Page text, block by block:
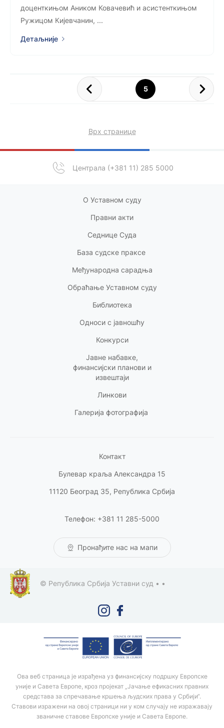
доценткињом Аником Ковачевић и асистенткињом
Ружицом Кијевчанин, ...
Детаљније
5
Централа (+381 11) 285 5000
Врх странице
О Уставном суду
Правни акти
Седнице Суда
База судске праксе
Међународна сарадња
Обраћање Уставном суду
Библиотека
Односи с јавношћу
Конкурси
Јавне набавке,
финансијски планови и
извештаји
Линкови
Галерија фотографија
Контакт
Булевар краља Александра 15
11120 Београд 35, Република Србија
Телефон: +381 11 285-5000
Пронађите нас на мапи
© Република Србија Уставни суд • •
Ова веб страница је израђена уз финансијску подршку Европске
уније и Савета Европе, кроз пројекат „Јачање ефикасних правних
средстава за спречавање кршења људских права у Србији“.
Ставови изражени на овој страници ни у ком случају не изражавају
званичне ставове Европске уније и Савета Европе.